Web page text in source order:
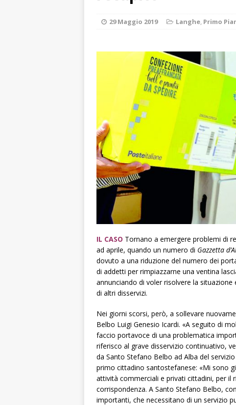
[ 7 Agosto 2026 ]
CULTURA
[ 7 Agosto 2026 ]
[ 7 Agosto 2026 ]
PRIMO PIANO
[ 7 Agosto 2026 ]
29 Maggio 2019 Langhe, Primo
IL CASO Tornano a emergere problemi di
ad aprile, quando un numero di Gazzetta
dovuto a una riduzione del numero dei
di addetti per rimpiazzarne una ventina
annunciando di voler risolvere la
di altri disservizi.
Nei giorni scorsi, però, a sollevare
Belbo Luigi Genesio Icardi. «A seguito di
faccio portavoce di una problematica
riferisco al grave disservizio continuativo,
da Santo Stefano Belbo ad Alba del
primo cittadino santostefanese: «Mi sono
attività commerciali e privati cittadini, per il
corrispondenza. A Santo Stefano Belbo,
importanti, che necessitano di un servizio